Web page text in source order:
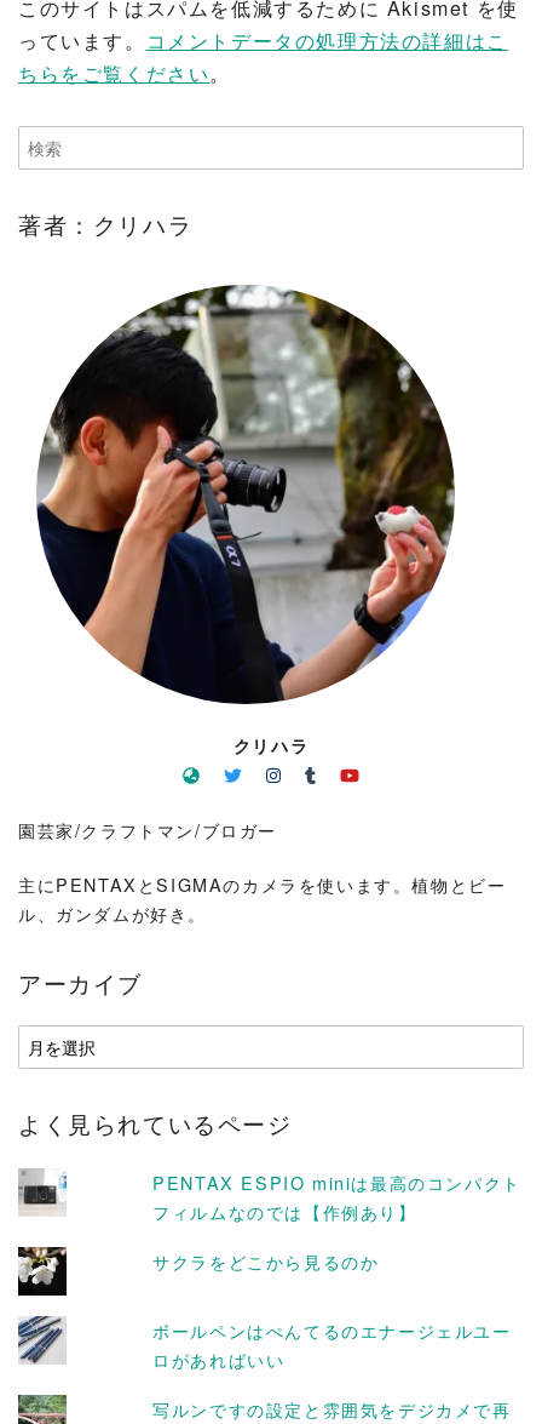
このサイトはスパムを低減するために Akismet を使
っています。
コメントデータの処理方法の詳細はこ
ちらをご覧ください。
著者：クリハラ
クリハラ
園芸家/クラフトマン/ブロガー
主にPENTAXとSIGMAのカメラを使います。植物とビー
ル、ガンダムが好き。
アーカイブ
ア
ー
イ
よく見られているページ
PENTAX ESPIO miniは最高のコンパクト
フィルムなのでは【作例あり】
サクラをどこから見るのか
ボールペンはぺんてるのエナージェルユー
ロがあればいい
写ルンですの設定と雰囲気をデジカメで再